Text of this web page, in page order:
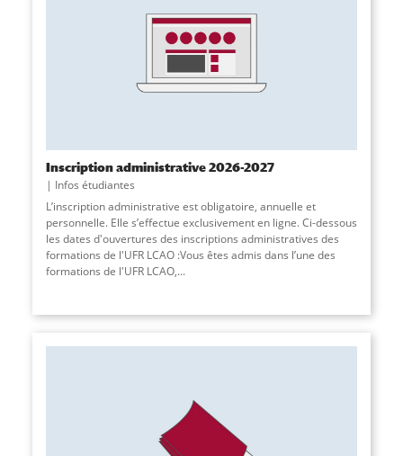
Inscription administrative 2026-2027
Infos étudiantes
L’inscription administrative est obligatoire, annuelle et
personnelle. Elle s’effectue exclusivement en ligne. Ci-dessous
les dates d'ouvertures des inscriptions administratives des
formations de l'UFR LCAO :Vous êtes admis dans l’une des
formations de l'UFR LCAO,...